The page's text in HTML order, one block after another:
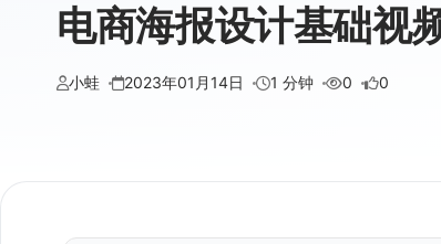
电商海报设计基础视
小蛙 2023年01月14日 1 分钟 0 0